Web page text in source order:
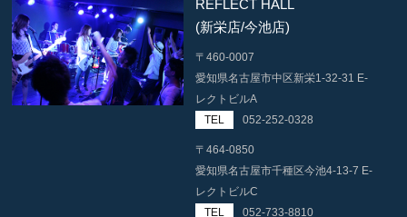
REFLECT HALL
(新栄店/今池店)
〒460-0007
愛知県名古屋市中区新栄1-32-31 E-
レクトビルA
TEL
052-252-0328
〒464-0850
愛知県名古屋市千種区今池4-13-7 E-
レクトビルC
TEL
052-733-8810